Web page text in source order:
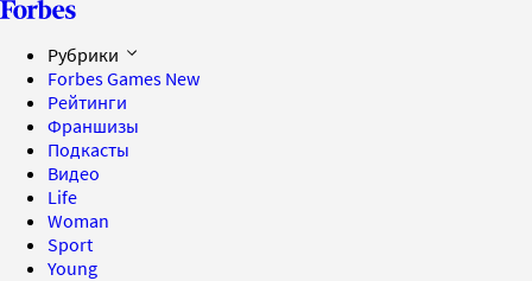
Рубрики
Forbes Games New
Рейтинги
Франшизы
Подкасты
Видео
Life
Woman
Sport
Young